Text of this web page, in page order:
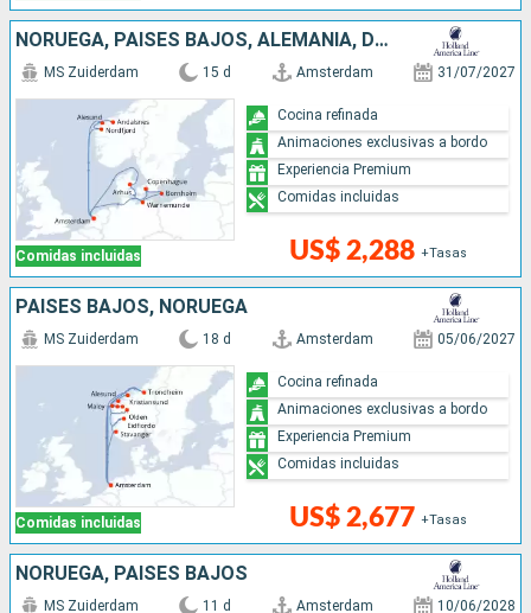
NORUEGA, PAISES BAJOS, ALEMANIA, DINAMARCA
Comidas incluidas
MS Zuiderdam 15 d Amsterdam 31/07/2027
US$ 2,288 +Tasas
Cocina refinada
Animaciones exclusivas a bordo
Experiencia Premium
Comidas incluidas
PAISES BAJOS, NORUEGA
Comidas incluidas
MS Zuiderdam 18 d Amsterdam 05/06/2027
US$ 2,677 +Tasas
Cocina refinada
Animaciones exclusivas a bordo
Experiencia Premium
Comidas incluidas
NORUEGA, PAISES BAJOS
MS Zuiderdam 11 d Amsterdam 10/06/2028